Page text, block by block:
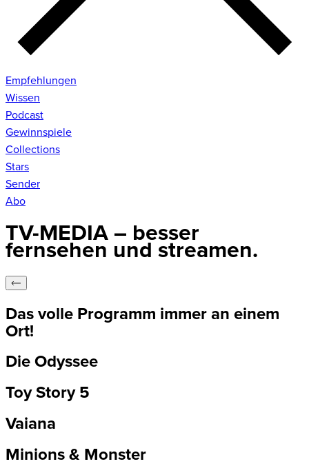
Empfehlungen
Wissen
Podcast
Gewinnspiele
Collections
Stars
Sender
Abo
TV-MEDIA – besser
fernsehen und streamen.
Das volle Programm immer an einem
Ort!
Die Odyssee
Toy Story 5
Vaiana
Minions & Monster